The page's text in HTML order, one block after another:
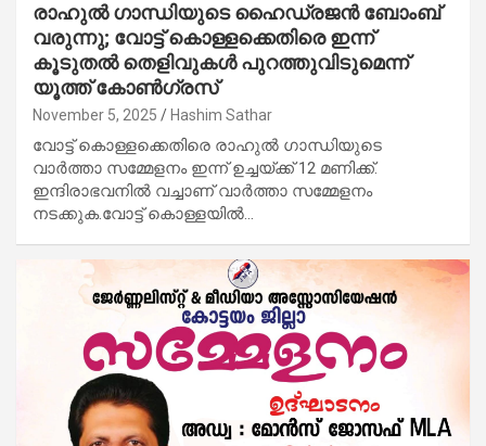
രാഹുൽ ഗാന്ധിയുടെ ഹൈഡ്രജൻ ബോംബ്
വരുന്നു; വോട്ട് കൊള്ളക്കെതിരെ ഇന്ന്
കൂടുതൽ തെളിവുകൾ പുറത്തുവിടുമെന്ന്
യൂത്ത് കോൺഗ്രസ്
November 5, 2025 Hashim Sathar
വോട്ട് കൊള്ളക്കെതിരെ രാഹുൽ ഗാന്ധിയുടെ
വാർത്താ സമ്മേളനം ഇന്ന് ഉച്ചയ്ക്ക് 12 മണിക്ക്.
ഇന്ദിരാഭവനിൽ വച്ചാണ് വാർത്താ സമ്മേളനം
നടക്കുക.വോട്ട് കൊള്ളയിൽ…